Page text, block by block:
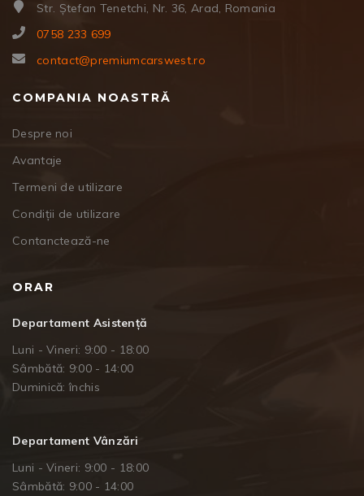
Str. Ștefan Tenetchi, Nr. 36, Arad, Romania
0758 233 699
contact@premiumcarswest.ro
COMPANIA NOASTRĂ
Despre noi
Avantaje
Termeni de utilizare
Condiții de utilizare
Contanctează-ne
ORAR
Departament Asistență
Luni - Vineri: 9:00 - 18:00
Sâmbătă: 9:00 - 14:00
Duminică: închis
Departament Vânzări
Luni - Vineri: 9:00 - 18:00
Sâmbătă: 9:00 - 14:00